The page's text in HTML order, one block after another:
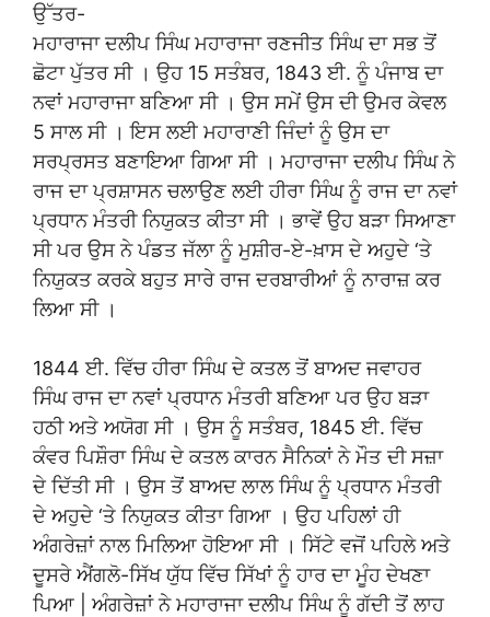
ਉੱਤਰ-
ਮਹਾਰਾਜਾ ਦਲੀਪ ਸਿੰਘ ਮਹਾਰਾਜਾ ਰਣਜੀਤ ਸਿੰਘ ਦਾ ਸਭ ਤੋਂ
ਛੋਟਾ ਪੁੱਤਰ ਸੀ । ਉਹ 15 ਸਤੰਬਰ, 1843 ਈ. ਨੂੰ ਪੰਜਾਬ ਦਾ
ਨਵਾਂ ਮਹਾਰਾਜਾ ਬਣਿਆ ਸੀ । ਉਸ ਸਮੇਂ ਉਸ ਦੀ ਉਮਰ ਕੇਵਲ
5 ਸਾਲ ਸੀ । ਇਸ ਲਈ ਮਹਾਰਾਣੀ ਜਿੰਦਾਂ ਨੂੰ ਉਸ ਦਾ
ਸਰਪ੍ਰਸਤ ਬਣਾਇਆ ਗਿਆ ਸੀ । ਮਹਾਰਾਜਾ ਦਲੀਪ ਸਿੰਘ ਨੇ
ਰਾਜ ਦਾ ਪ੍ਰਸ਼ਾਸਨ ਚਲਾਉਣ ਲਈ ਹੀਰਾ ਸਿੰਘ ਨੂੰ ਰਾਜ ਦਾ ਨਵਾਂ
ਪ੍ਰਧਾਨ ਮੰਤਰੀ ਨਿਯੁਕਤ ਕੀਤਾ ਸੀ । ਭਾਵੇਂ ਉਹ ਬੜਾ ਸਿਆਣਾ
ਸੀ ਪਰ ਉਸ ਨੇ ਪੰਡਤ ਜੱਲਾ ਨੂੰ ਮੁਸ਼ੀਰ-ਏ-ਖ਼ਾਸ ਦੇ ਅਹੁਦੇ ‘ਤੇ
ਨਿਯੁਕਤ ਕਰਕੇ ਬਹੁਤ ਸਾਰੇ ਰਾਜ ਦਰਬਾਰੀਆਂ ਨੂੰ ਨਾਰਾਜ਼ ਕਰ
ਲਿਆ ਸੀ ।
1844 ਈ. ਵਿੱਚ ਹੀਰਾ ਸਿੰਘ ਦੇ ਕਤਲ ਤੋਂ ਬਾਅਦ ਜਵਾਹਰ
ਸਿੰਘ ਰਾਜ ਦਾ ਨਵਾਂ ਪ੍ਰਧਾਨ ਮੰਤਰੀ ਬਣਿਆ ਪਰ ਉਹ ਬੜਾ
ਹਠੀ ਅਤੇ ਅਯੋਗ ਸੀ । ਉਸ ਨੂੰ ਸਤੰਬਰ, 1845 ਈ. ਵਿੱਚ
ਕੰਵਰ ਪਿਸ਼ੌਰਾ ਸਿੰਘ ਦੇ ਕਤਲ ਕਾਰਨ ਸੈਨਿਕਾਂ ਨੇ ਮੌਤ ਦੀ ਸਜ਼ਾ
ਦੇ ਦਿੱਤੀ ਸੀ । ਉਸ ਤੋਂ ਬਾਅਦ ਲਾਲ ਸਿੰਘ ਨੂੰ ਪ੍ਰਧਾਨ ਮੰਤਰੀ
ਦੇ ਅਹੁਦੇ ‘ਤੇ ਨਿਯੁਕਤ ਕੀਤਾ ਗਿਆ । ਉਹ ਪਹਿਲਾਂ ਹੀ
ਅੰਗਰੇਜ਼ਾਂ ਨਾਲ ਮਿਲਿਆ ਹੋਇਆ ਸੀ । ਸਿੱਟੇ ਵਜੋਂ ਪਹਿਲੇ ਅਤੇ
ਦੂਸਰੇ ਐਂਗਲੋ-ਸਿੱਖ ਯੁੱਧ ਵਿੱਚ ਸਿੱਖਾਂ ਨੂੰ ਹਾਰ ਦਾ ਮੂੰਹ ਦੇਖਣਾ
ਪਿਆ | ਅੰਗਰੇਜ਼ਾਂ ਨੇ ਮਹਾਰਾਜਾ ਦਲੀਪ ਸਿੰਘ ਨੂੰ ਗੱਦੀ ਤੋਂ ਲਾਹ